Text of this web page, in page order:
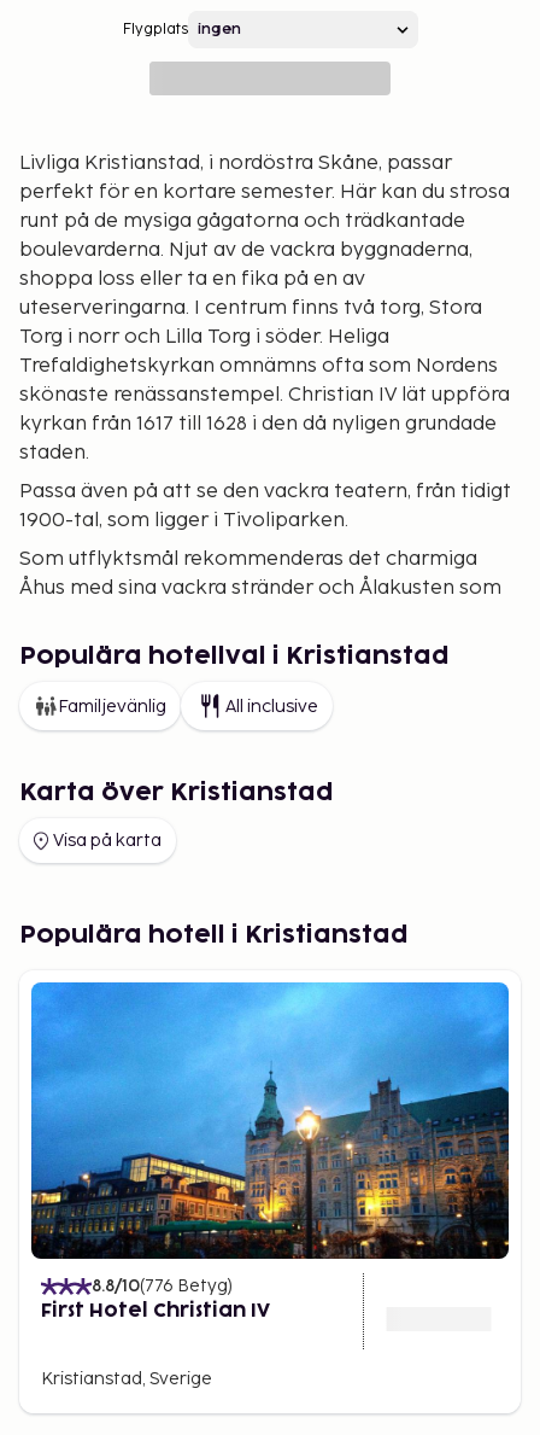
Flygplats
Livliga Kristianstad, i nordöstra Skåne, passar
perfekt för en kortare semester. Här kan du strosa
runt på de mysiga gågatorna och trädkantade
boulevarderna. Njut av de vackra byggnaderna,
shoppa loss eller ta en fika på en av
uteserveringarna. I centrum finns två torg, Stora
Torg i norr och Lilla Torg i söder. Heliga
Trefaldighetskyrkan omnämns ofta som Nordens
skönaste renässanstempel. Christian IV lät uppföra
kyrkan från 1617 till 1628 i den då nyligen grundade
staden.
Passa även på att se den vackra teatern, från tidigt
1900-tal, som ligger i Tivoliparken.
Som utflyktsmål rekommenderas det charmiga
Åhus med sina vackra stränder och Ålakusten som
Runt Ivösjön går turistvägen Humleslingan som
Bäckaskogs slott, Ivön och Humletorkan.
Populära hotellval i Kristianstad
Familjevänlig All inclusive
Karta över Kristianstad
Visa på karta
Populära hotell i Kristianstad
8.8/10(776 Betyg)
First Hotel Christian IV
Kristianstad, Sverige